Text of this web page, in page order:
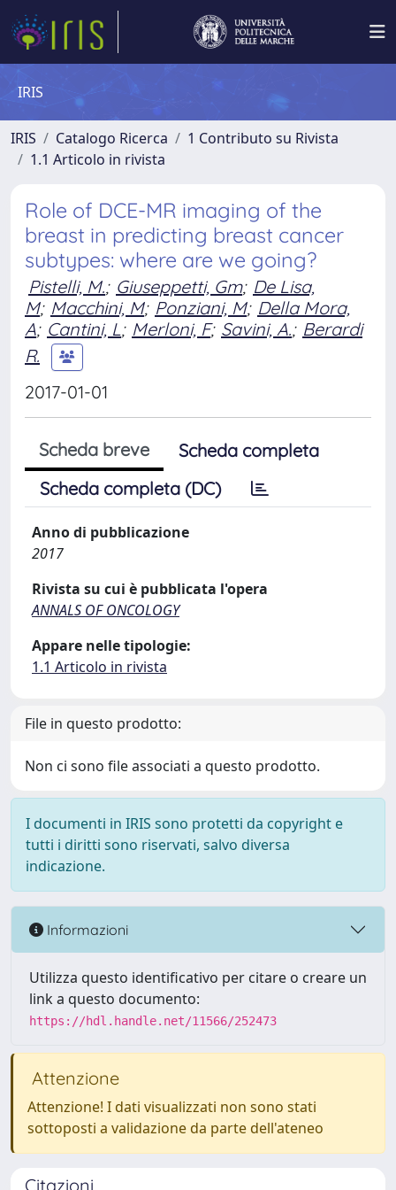
IRIS
IRIS Catalogo Ricerca
1 Contributo su Rivista
1.1 Articolo in rivista
Role of DCE-MR imaging of the
breast in predicting breast cancer
subtypes: where are we going?
Pistelli, M.; Giuseppetti, Gm; De Lisa,
M; Macchini, M; Ponziani, M; Della Mora,
A; Cantini, L; Merloni, F; Savini, A.; Berardi
R.
2017-01-01
Scheda breve
Scheda completa
Scheda completa (DC)
Anno di pubblicazione
2017
Rivista su cui è pubblicata l'opera
ANNALS OF ONCOLOGY
Appare nelle tipologie:
1.1 Articolo in rivista
File in questo prodotto:
Non ci sono file associati a questo prodotto.
I documenti in IRIS sono protetti da copyright e
tutti i diritti sono riservati, salvo diversa
indicazione.
Informazioni
Utilizza questo identificativo per citare o creare un
link a questo documento:
https://hdl.handle.net/11566/252473
Attenzione
Attenzione! I dati visualizzati non sono stati
sottoposti a validazione da parte dell'ateneo
Citazioni